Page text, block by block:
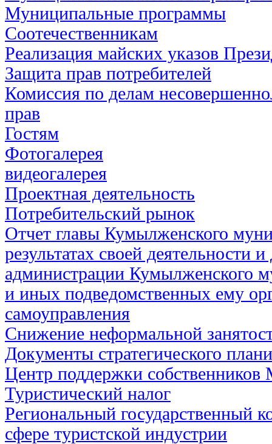
Муниципальные программы
Соотечественникам
Реализация майских указов
Защита прав потребителей
Комиссия по делам
прав
Гостям
Фотогалерея
видеогалерея
Проектная деятельность
Потребительский рынок
Отчет главы Кумылженского
результатах своей деятельности
администрации Кумылженского
и иных подведомственных ему
самоуправления
Снижение неформальной
Документы стратегического
Центр поддержки
Туристический налог
Региональный государственный
сфере туристской индустрии